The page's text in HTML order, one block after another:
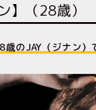
】（28歳）
のJAY（ジナン）